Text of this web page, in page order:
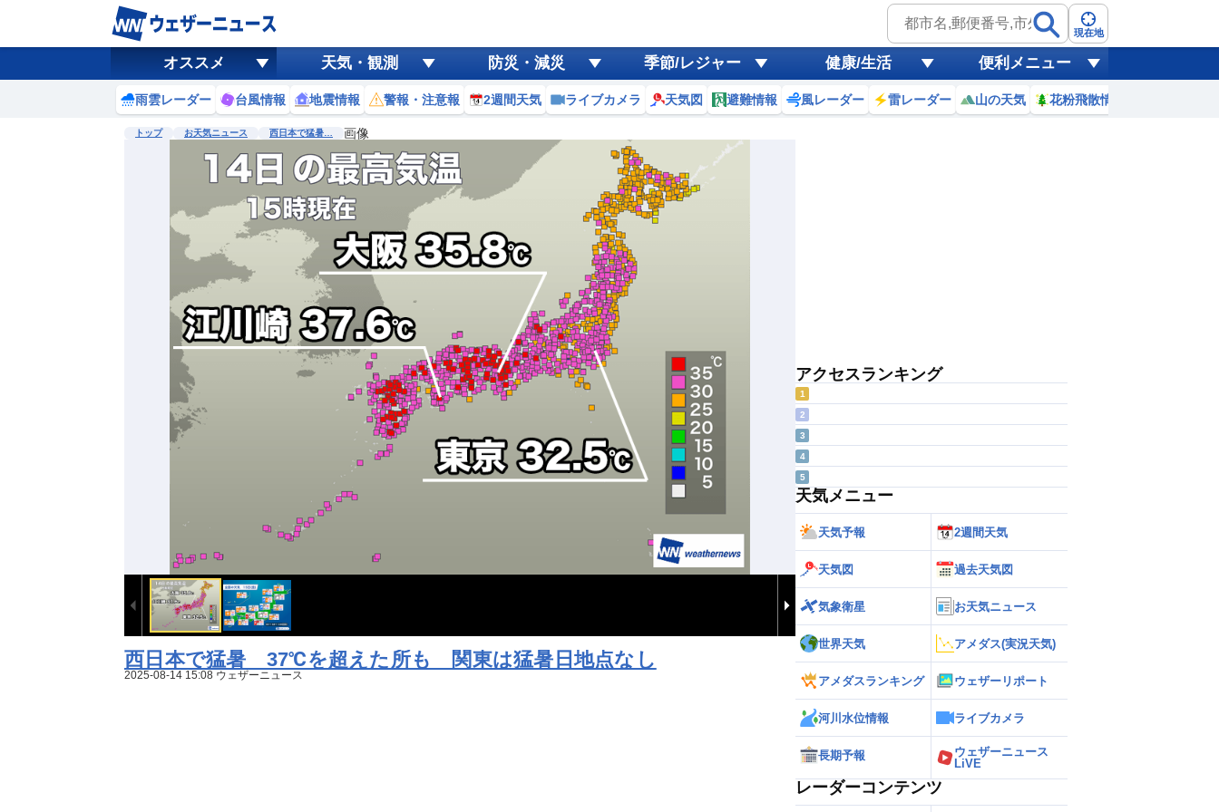
現在地
オススメ 天気・観測 防災・減災 季節/レジャー 健康/生活 便利メニュー
雨雲レーダー 台風情報 地震情報 警報・注意報 2週間天気 ライブカメラ 天気図 避難情報 風レーダー 雷レーダー 山の天気 花粉飛散情報
トップ お天気ニュース 西日本で猛暑… 画像
西日本で猛暑 37℃を超えた所も 関東は猛暑日地点なし
2025-08-14 15:08 ウェザーニュース
アクセスランキング
1
2
3
4
5
天気メニュー
天気予報 2週間天気
天気図 過去天気図
気象衛星 お天気ニュース
世界天気 アメダス(実況天気)
アメダスランキング ウェザーリポート
河川水位情報 ライブカメラ
長期予報
ウェザーニュース
LiVE
レーダーコンテンツ